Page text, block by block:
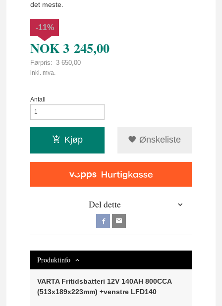
det meste.
NOK3 245,00
Førpris: 3 650,00
Rabatt
-11%
inkl. mva.
Antall
Kjøp Ønskeliste
Del dette
Produktinfo
VARTA Fritidsbatteri 12V 140AH 800CCA
(513x189x223mm) +venstre LFD140